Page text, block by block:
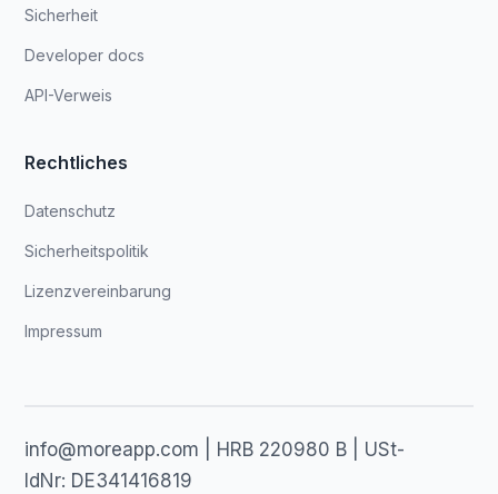
Sicherheit
Developer docs
API-Verweis
Rechtliches
Datenschutz
Sicherheitspolitik
Lizenzvereinbarung
Impressum
info@moreapp.com | HRB 220980 B | USt-
IdNr: DE341416819